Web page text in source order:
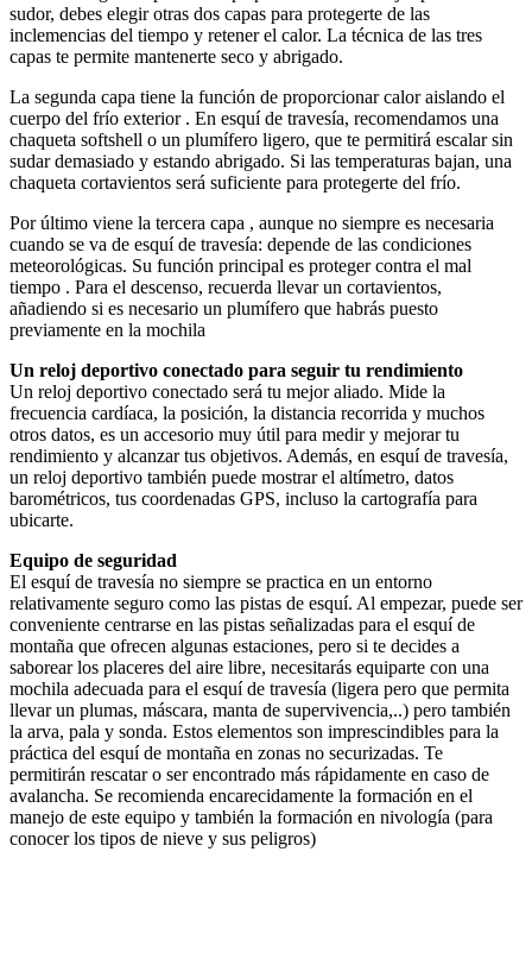
sudor, debes elegir otras dos capas para protegerte de las
inclemencias del tiempo y retener el calor. La técnica de las tres
capas te permite mantenerte seco y abrigado.
La segunda capa tiene la función de proporcionar calor aislando el
cuerpo del frío exterior . En esquí de travesía, recomendamos una
chaqueta softshell o un plumífero ligero, que te permitirá escalar sin
sudar demasiado y estando abrigado. Si las temperaturas bajan, una
chaqueta cortavientos será suficiente para protegerte del frío.
Por último viene la tercera capa , aunque no siempre es necesaria
cuando se va de esquí de travesía: depende de las condiciones
meteorológicas. Su función principal es proteger contra el mal
tiempo . Para el descenso, recuerda llevar un cortavientos,
añadiendo si es necesario un plumífero que habrás puesto
previamente en la mochila
Un reloj deportivo conectado para seguir tu rendimiento
Un reloj deportivo conectado será tu mejor aliado. Mide la
frecuencia cardíaca, la posición, la distancia recorrida y muchos
otros datos, es un accesorio muy útil para medir y mejorar tu
rendimiento y alcanzar tus objetivos. Además, en esquí de travesía,
un reloj deportivo también puede mostrar el altímetro, datos
barométricos, tus coordenadas GPS, incluso la cartografía para
ubicarte.
Equipo de seguridad
El esquí de travesía no siempre se practica en un entorno
relativamente seguro como las pistas de esquí. Al empezar, puede ser
conveniente centrarse en las pistas señalizadas para el esquí de
montaña que ofrecen algunas estaciones, pero si te decides a
saborear los placeres del aire libre, necesitarás equiparte con una
mochila adecuada para el esquí de travesía (ligera pero que permita
llevar un plumas, máscara, manta de supervivencia,..) pero también
la arva, pala y sonda. Estos elementos son imprescindibles para la
práctica del esquí de montaña en zonas no securizadas. Te
permitirán rescatar o ser encontrado más rápidamente en caso de
avalancha. Se recomienda encarecidamente la formación en el
manejo de este equipo y también la formación en nivología (para
conocer los tipos de nieve y sus peligros)